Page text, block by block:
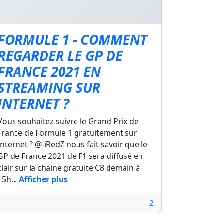
1 - COMMENT
LE GP DE
2021 EN
SUR
?
souhaitez suivre le Grand Prix de
de Formule 1 gratuitement sur
? @-iRedZ nous fait savoir que le
de France 2021 de F1 sera diffusé en
sur la chaine gratuite C8 demain à
Afficher plus
2